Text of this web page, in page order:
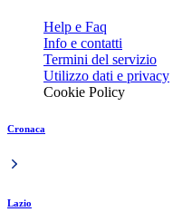
Help e Faq
Info e contatti
Termini del servizio
Utilizzo dati e privacy
Cookie Policy
Cronaca
Lazio